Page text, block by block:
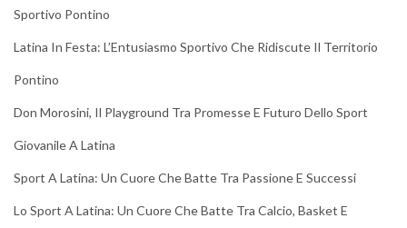
Sportivo Pontino
Latina In Festa: L’Entusiasmo Sportivo Che Ridiscute Il Territorio
Pontino
Don Morosini, Il Playground Tra Promesse E Futuro Dello Sport
Giovanile A Latina
Sport A Latina: Un Cuore Che Batte Tra Passione E Successi
Lo Sport A Latina: Un Cuore Che Batte Tra Calcio, Basket E